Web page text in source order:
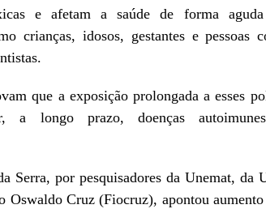
e afetam a saúde de forma
crianças, idosos, gestantes e pessoas
que a exposição prolongada a esses
a longo prazo, doenças
Serra, por pesquisadores da Unemat, da
Oswaldo Cruz (Fiocruz), apontou